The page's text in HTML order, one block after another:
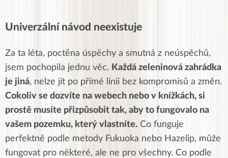
Univerzální návod neexistuje
Za ta léta, poctěna úspěchy a smutná z neúspěchů,
jsem pochopila jednu věc. Každá zeleninová zahrádka
je jiná, nelze jít po přímé linii bez kompromisů a změn.
Cokoliv se dozvíte na webech nebo v knížkách, si
prostě musíte přizpůsobit tak, aby to fungovalo na
vašem pozemku, který vlastníte. Co funguje
perfektně podle metody Fukuoka nebo Hazelip, může
fungovat pro některé, ale ne pro všechny. Co podle